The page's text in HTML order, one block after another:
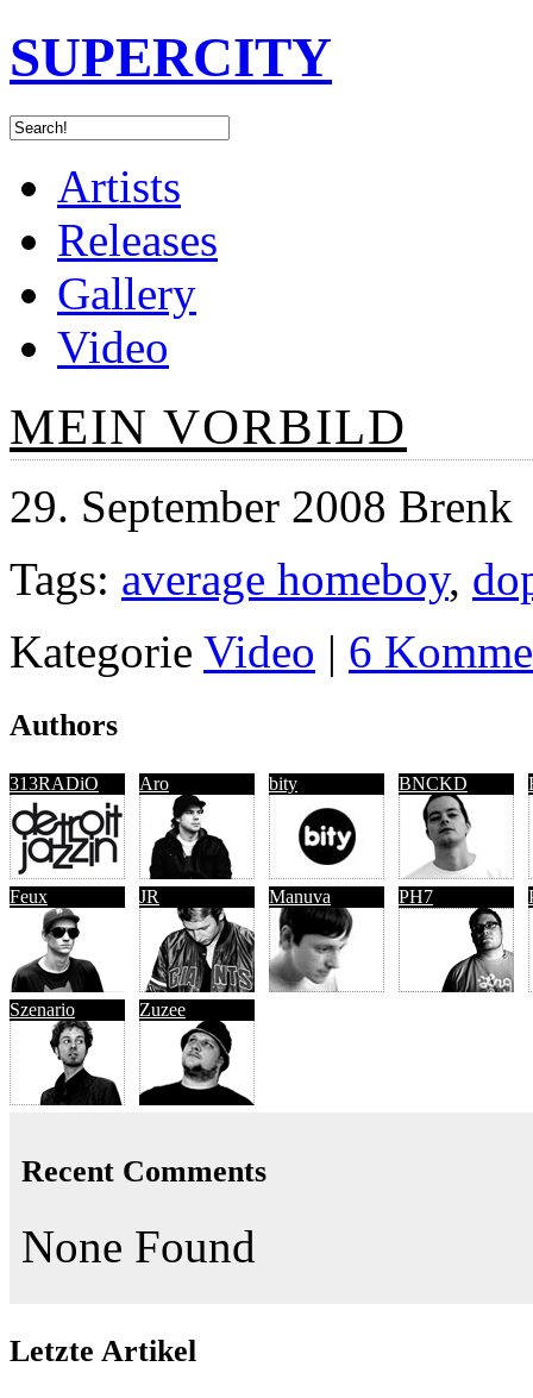
SUPERCITY
Artists
Releases
Gallery
Video
MEIN VORBILD
29. September 2008 Brenk
Tags: average homeboy,
Kategorie Video | 6
Authors
313RADiO Aro bity BNCKD
Feux JR Manuva PH7
Szenario Zuzee
Recent Comments
None Found
Letzte Artikel